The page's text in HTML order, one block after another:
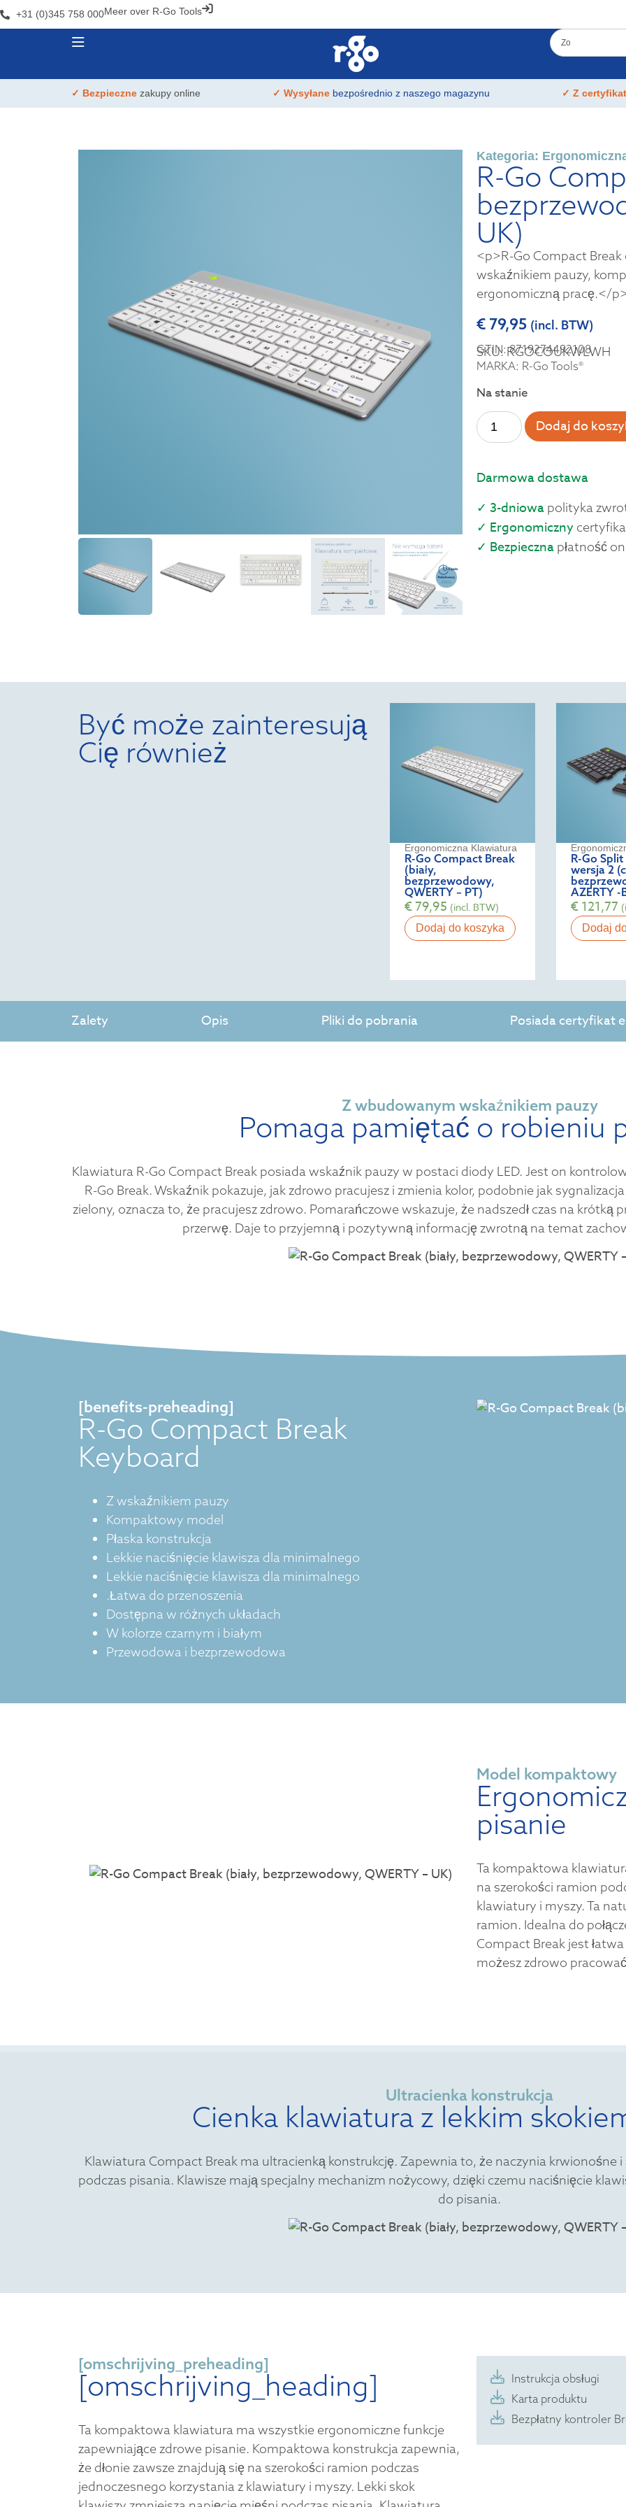
+31 (0)345 758 000Meer over R-Go Tools
✓ Bezpieczne zakupy online ✓ Wysyłane bezpośrednio z naszego magazynu ✓ Z
Kategoria:
R-Go
UK)
<p>R-Go Compact
wskaźnikiem pauzy,
ergonomiczną pracę.</
€ 79,95 (incl. BTW)
SKU: RGOCOUKWLWH
GTIN: 8719274492108
MARKA: R-Go Tools®
Na stanie
Dodaj do
Darmowa dostawa
✓ 3-dniowa polityka
✓ Ergonomiczny
✓ Bezpieczna płatność
Być może zainteresują
Cię również
Ergonomiczna Klawiatura
R-Go Compact Break
(biały,
bezprzewodowy,
QWERTY – PT)
€79,95 (incl. BTW)
Dodaj do koszyka
R-Go
wersja 2
AZERTY -
€121,77
Dodaj
Zalety Opis Pliki do pobrania Posiada certyfikat
Z wbudowanym wskaźnikiem pauzy
Pomaga pamiętać o robieniu
Klawiatura R-Go Compact Break posiada wskaźnik pauzy w postaci diody LED. Jest on
R-Go Break. Wskaźnik pokazuje, jak zdrowo pracujesz i zmienia kolor, podobnie jak
zielony, oznacza to, że pracujesz zdrowo. Pomarańczowe wskazuje, że nadszedł czas na krótką
przerwę. Daje to przyjemną i pozytywną informację zwrotną na temat
[benefits-preheading]
R-Go Compact Break
Keyboard
Z wskaźnikiem pauzy
Kompaktowy model
Płaska konstrukcja
Lekkie naciśnięcie klawisza dla minimalnego
Lekkie naciśnięcie klawisza dla minimalnego
.Łatwa do przenoszenia
Dostępna w różnych układach
W kolorze czarnym i białym
Przewodowa i bezprzewodowa
Model kompaktowy
pisanie
Ta kompaktowa
na szerokości ramion
klawiatury i myszy. Ta
ramion. Idealna do
Compact Break jest
możesz zdrowo
Ultracienka konstrukcja
Cienka klawiatura z lekkim
Klawiatura Compact Break ma ultracienką konstrukcję. Zapewnia to, że naczynia krwionośne
podczas pisania. Klawisze mają specjalny mechanizm nożycowy, dzięki czemu naciśnięcie
do pisania.
[omschrijving_preheading]
[omschrijving_heading]
Ta kompaktowa klawiatura ma wszystkie ergonomiczne funkcje
zapewniające zdrowe pisanie. Kompaktowa konstrukcja zapewnia,
że dłonie zawsze znajdują się na szerokości ramion podczas
jednoczesnego korzystania z klawiatury i myszy. Lekki skok
Instrukcja obsługi
Karta produktu
Bezpłatny kontroler